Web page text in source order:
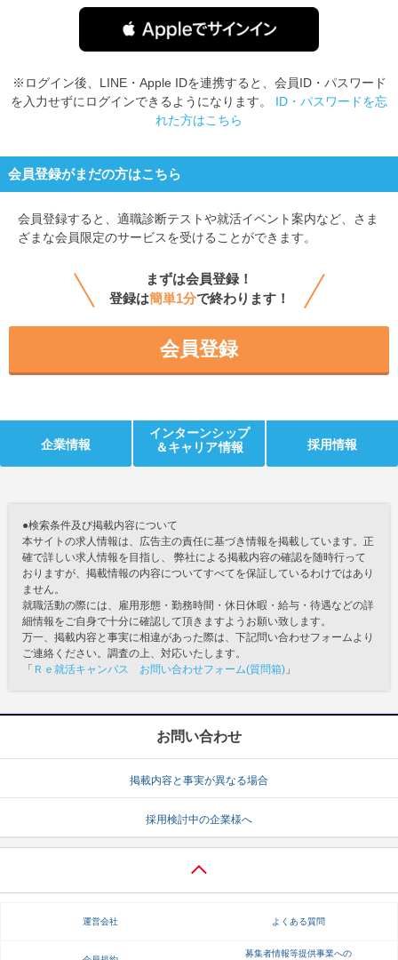
※ログイン後、LINE・Apple IDを連携すると、会員ID・パスワード
を入力せずにログインできるようになります。 ID・パスワードを忘
れた方はこちら
会員登録がまだの方はこちら
会員登録すると、 適職診断テストや就活イベント案内など、さま
ざまな会員限定のサービスを受けることができます。
まずは会員登録！
登録は簡単1分で終わります！
会員登録
企業情報
インターンシップ
＆キャリア情報
採用情報
●検索条件及び掲載内容について
本サイトの求人情報は、広告主の責任に基づき情報を掲載しています。正
確で詳しい求人情報を目指し、 弊社による掲載内容の確認を随時行って
おりますが、掲載情報の内容についてすべてを保証しているわけではあり
ません。
就職活動の際には、雇用形態・勤務時間・休日休暇・給与・待遇などの詳
細情報をご自身で十分に確認して頂きますようお願い致します。
万一、掲載内容と事実に相違があった際は、下記問い合わせフォームより
ご連絡ください。調査の上、対応いたします。
「 Ｒｅ就活キャンパス お問い合わせフォーム(質問箱) 」
お問い合わせ
掲載内容と事実が異なる場合
採用検討中の企業様へ
運営会社 よくある質問
募集者情報等提供事業への